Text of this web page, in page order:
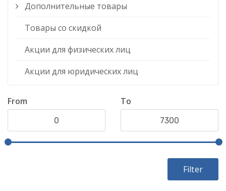
Дополнительные товары
Товары со скидкой
Акции для физических лиц
Акции для юридических лиц
From To
Filter